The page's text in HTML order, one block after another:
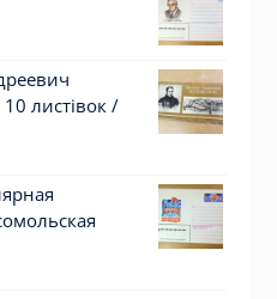
листівок /